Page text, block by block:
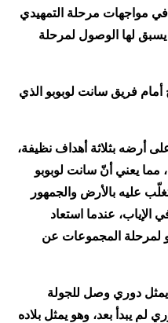
في مواجهات مرحلة التمهيدي
لها الوصول لمرحلة
فريق سانت لوبوبو الذي
أرضه بثلاثة أهداف نظيفة،
مما يعني أنّ سانت لوبوبو
عليه بالأرض والجمهور
الإياب، عندما استعاد
لمرحلة المجموعات عن
يمثل دوري وصل للجولة
لم يبدأ بعد، وهو يمثل بلاده